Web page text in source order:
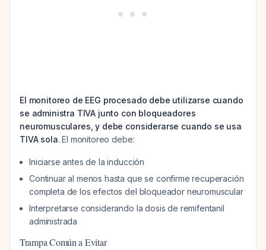
El monitoreo de EEG procesado debe utilizarse cuando
se administra TIVA junto con bloqueadores
neuromusculares, y debe considerarse cuando se usa
TIVA sola. El monitoreo debe:
Iniciarse antes de la inducción
Continuar al menos hasta que se confirme recuperación
completa de los efectos del bloqueador neuromuscular
Interpretarse considerando la dosis de remifentanil
administrada
Trampa Común a Evitar